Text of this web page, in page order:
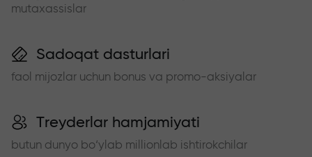
mutaxassislar
Sadoqat dasturlari
faol mijozlar uchun bonus va promo-aksiyalar
Treyderlar hamjamiyati
butun dunyo bo‘ylab millionlab ishtirokchilar